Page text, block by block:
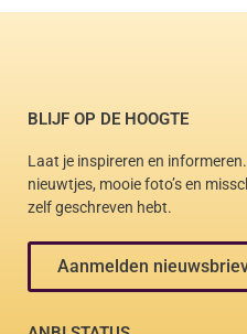
BLIJF OP DE HOOGTE
Laat je inspireren en
nieuwtjes, mooie foto’s en
zelf geschreven hebt.
Aanmelden